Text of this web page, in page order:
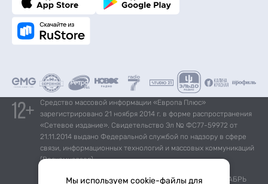
Средство массовой информации «Европа Плюс»
зарегистрировано 21 ноября 2014 г. в форме распространения
«Сетевое издание». Свидетельство Эл № ФС77-59972 от
21.11.2014 выдано Федеральной службой по надзору в сфере
связи, информационных технологий и массовых коммуникаций
(Роскомнадзор).
*Mediascope, Radio Index – РОССИЯ 100К+, ИЮЛЬ - ДЕКАБРЬ
Мы используем cookie-файлы для